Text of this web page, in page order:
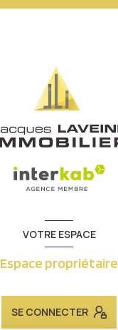
VOTRE ESPACE
Espace propriétaire
SE CONNECTER